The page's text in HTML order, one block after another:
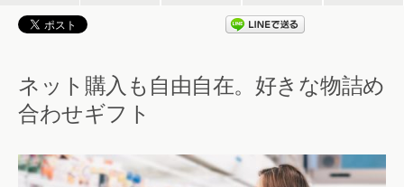
ネット購入も自由自在。好きな物詰め
合わせギフト